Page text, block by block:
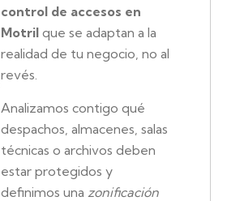
control de accesos en
Motrilque se adaptan a la
realidad de tu negocio, no al
revés.
Analizamos contigo qué
despachos, almacenes, salas
técnicas o archivos deben
estar protegidos y
definimos una zonificación